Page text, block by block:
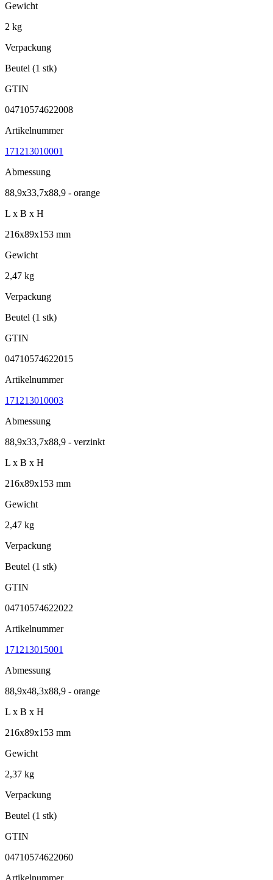
Gewicht
2 kg
Verpackung
Beutel (1 stk)
GTIN
04710574622008
Artikelnummer
171213010001
Abmessung
88,9x33,7x88,9 - orange
L x B x H
216x89x153 mm
Gewicht
2,47 kg
Verpackung
Beutel (1 stk)
GTIN
04710574622015
Artikelnummer
171213010003
Abmessung
88,9x33,7x88,9 - verzinkt
L x B x H
216x89x153 mm
Gewicht
2,47 kg
Verpackung
Beutel (1 stk)
GTIN
04710574622022
Artikelnummer
171213015001
Abmessung
88,9x48,3x88,9 - orange
L x B x H
216x89x153 mm
Gewicht
2,37 kg
Verpackung
Beutel (1 stk)
GTIN
04710574622060